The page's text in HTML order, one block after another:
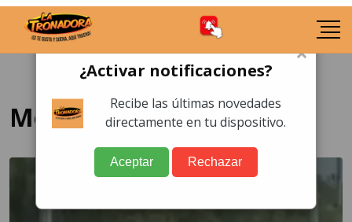
Motorista
×
¿Activar notificaciones?
Recibe las últimas novedades
directamente en tu dispositivo.
Aceptar Rechazar